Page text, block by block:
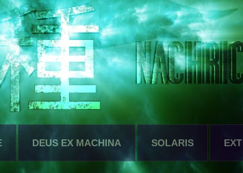
DEUS EX MACHINA SOLARIS EXT